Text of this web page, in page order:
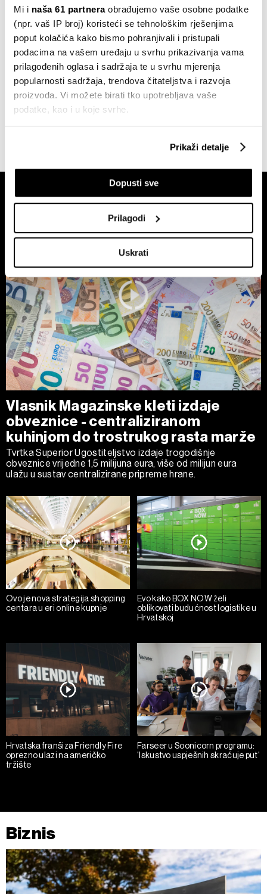
Mi i naša 61 partneraobrađujemo vaše osobne podatke
(npr. vaš IP broj) koristeći se tehnološkim rješenjima
poput kolačića kako bismo pohranjivali i pristupali
podacima na vašem uređaju u svrhu prikazivanja vama
prilagođenih oglasa i sadržaja te u svrhu mjerenja
popularnosti sadržaja, trendova čitateljstva i razvoja
proizvoda. Vi možete birati tko upotrebljava vaše
podatke, kao i u koje svrhe.
Prikupljati podatke o vašoj geografskoj lokaciji,
koji mogu biti precizni do radijusa od nekoliko metara
Prepoznati vaš uređaj tako što ćemo aktivno
skenirati njegove određene karakteristike ("uzimanje
kako se obrađuje vaše osobne podatke te postaviti svoje
preferencije. Svoju privolu možete u svakom trenutku
izmijeniti ili povući u Izjavi o kolačićima.
Zajednički voditelji obrade su HD-WIN ARENA SPORT
d.o.o. iPartneri.Više o podacima koje obrađujemo kao i o
vašim pravima pročitajte u našojPolitici privatnosti, a o
kolačićima i drugim sličnim tehnologijama uPolitici kolačića.
Kolačiće u bilo kojem trenutku možete ponovno ažurirati klikom
na „Prikaži detalje“. Privolu možete u bilo kojem trenutku
povući bez negativnih posljedica.
Prikaži detalje
Dopusti sve
Prilagodi
Uskrati
Formula 1 cvjeta, no njezin zaljevski
motor usporava
prije 3 sata
SVE VIJESTI IZ RUBRIKE BIZNIS
Vlasnik Magazinske kleti izdaje
obveznice - centraliziranom
kuhinjom do trostrukog rasta marže
Tvrtka Superior Ugostiteljstvo izdaje trogodišnje
obveznice vrijedne 1,5 milijuna eura, više od milijun eura
ulažu u sustav centralizirane pripreme hrane.
Ovo je nova strategija shopping
centara u eri online kupnje
Evo kako BOX NOW želi
oblikovati budućnost logistike u
Hrvatskoj
Hrvatska franšiza Friendly Fire
oprezno ulazi na američko
tržište
Farseer u Soonicorn programu:
'Iskustvo uspješnih skraćuje put'
Biznis